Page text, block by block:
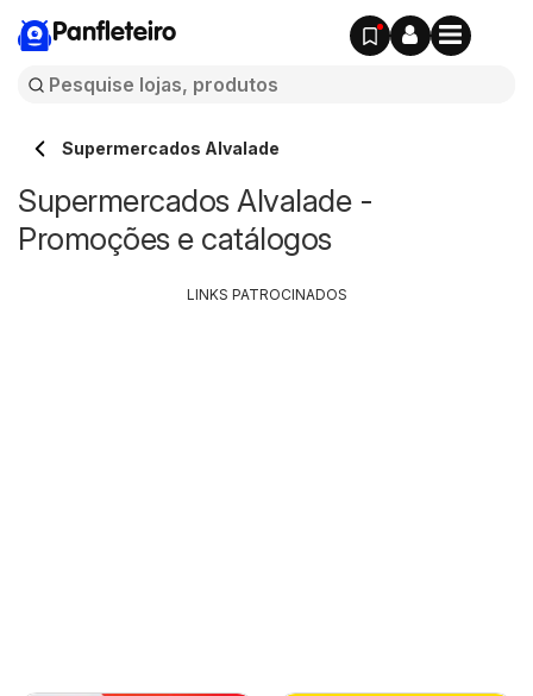
Panfleteiro
Supermercados Alvalade
Supermercados Alvalade -
Promoções e catálogos
LINKS PATROCINADOS